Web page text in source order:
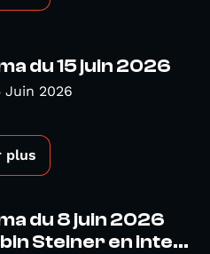
du 15 juin 2026
Juin 2026
plus
du 8 juin 2026
Steiner en inte...